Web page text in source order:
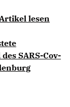
lesen
SARS-Cov-